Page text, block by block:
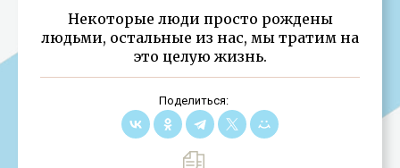
Некоторые люди просто рождены
людьми, остальные из нас, мы тратим на
это целую жизнь.
Поделиться: